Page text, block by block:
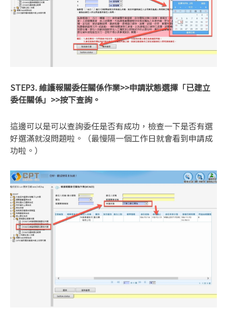
STEP3. 維護報關委任關係作業>>申請狀態選擇「已建立
委任關係」 >>按下查詢。
這邊可以是可以查詢委任是否有成功，檢查一下是否有選
好選滿就沒問題啦。（最慢隔一個工作日就會看到申請成
功啦。）